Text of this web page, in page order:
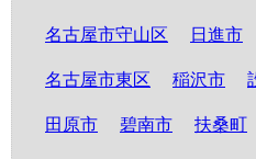
名古屋市守山区 日進市
名古屋市東区 稲沢市
田原市 碧南市 扶桑町